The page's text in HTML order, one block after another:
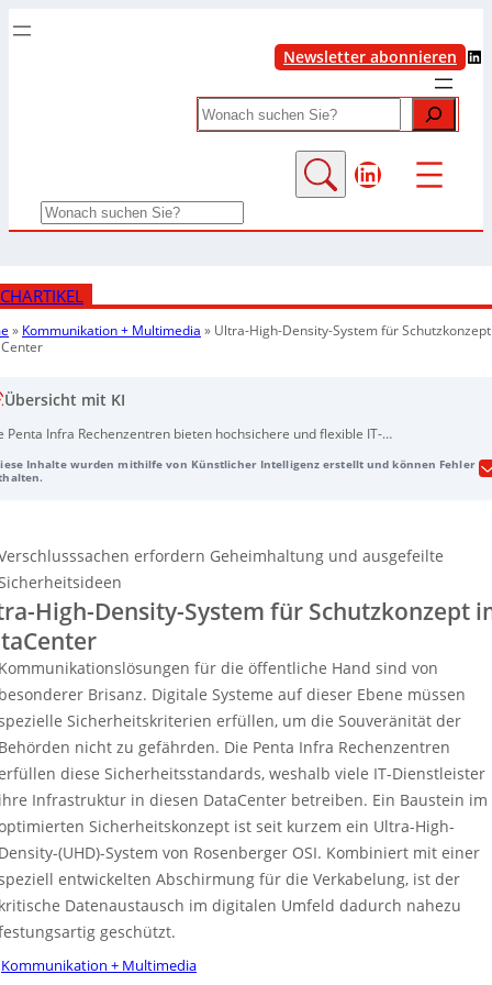
Newsletter abonnieren LinkedIn
Search
LinkedIn
Search
» Kommunikation + Multimedia » Ultra-High-Density-System für
Übersicht mit KI
Penta Infra Rechenzentren bieten hochsichere und flexible IT-
Ultra-High-Density-Systemen und maßgeschneiderten
Penta Infra zeichnet sich durch nachhaltige, carrierneutrale
an strategischen Standorten in ganz Europa aus, die
ausgebaut werden. Das Unternehmen priorisiert Nachhaltigkeit
die Nutzung erneuerbarer Energien in ihren Anlagen.
Inhalte wurden mithilfe von Künstlicher Intelligenz erstellt und können Fehler
erfordern Geheimhaltung und ausgefeilte
High-Density-System für Schutzkonzept
für die öffentliche Hand sind von
Brisanz. Digitale Systeme auf dieser Ebene müssen
Sicherheitskriterien erfüllen, um die Souveränität der
nicht zu gefährden. Die Penta Infra Rechenzentren
diese Sicherheitsstandards, weshalb viele IT-Dienstleister
Infrastruktur in diesen DataCenter betreiben. Ein Baustein im
Sicherheitskonzept ist seit kurzem ein Ultra-High-
(UHD)-System von Rosenberger OSI. Kombiniert mit einer
entwickelten Abschirmung für die Verkabelung, ist der
Datenaustausch im digitalen Umfeld dadurch nahezu
geschützt.
Kommunikation + Multimedia